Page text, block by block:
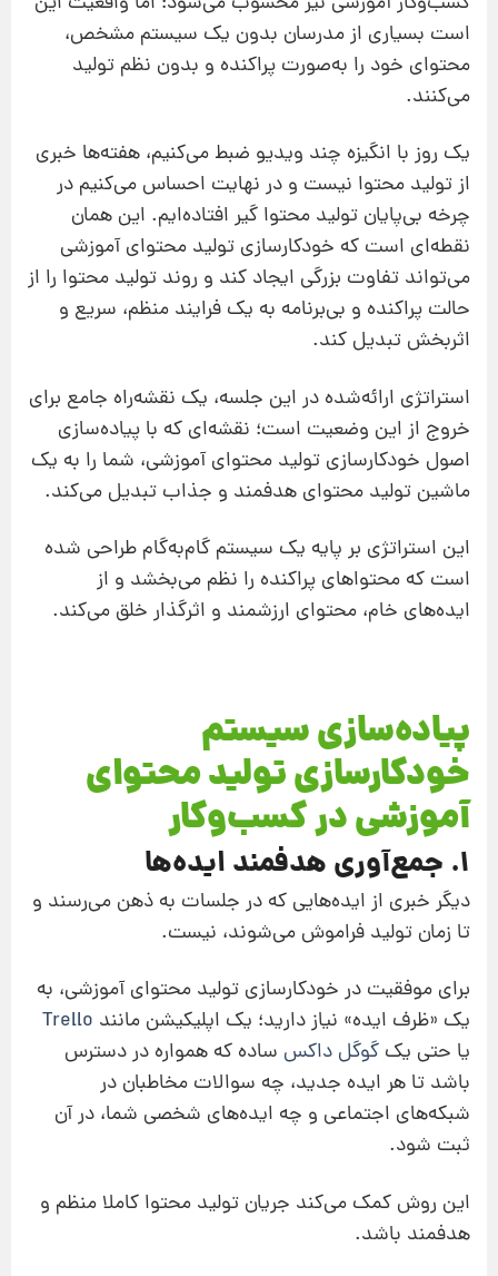
است بسیاری از مدرسان بدون یک سیستم مشخص،
محتوای خود را به‌صورت پراکنده و بدون نظم تولید
می‌کنند.
یک روز با انگیزه چند ویدیو ضبط می‌کنیم، هفته‌ها خبری
از تولید محتوا نیست و در نهایت احساس می‌کنیم در
چرخه بی‌پایان تولید محتوا گیر افتاده‌ایم. این همان
نقطه‌ای است که خودکارسازی تولید محتوای آموزشی
می‌تواند تفاوت بزرگی ایجاد کند و روند تولید محتوا را از
حالت پراکنده و بی‌برنامه به یک فرایند منظم، سریع و
اثربخش تبدیل کند.
استراتژی ارائه‌شده در این جلسه، یک نقشه‌راه جامع برای
خروج از این وضعیت است؛ نقشه‌ای که با پیاده‌سازی
اصول خودکارسازی تولید محتوای آموزشی، شما را به یک
ماشین تولید محتوای هدفمند و جذاب تبدیل می‌کند.
این استراتژی بر پایه یک سیستم گام‌به‌گام طراحی شده
است که محتواهای پراکنده را نظم می‌بخشد و از
ایده‌های خام، محتوای ارزشمند و اثرگذار خلق می‌کند.
پیاده‌سازی سیستم
خودکارسازی تولید محتوای
آموزشی در کسب‌وکار
1. جمع‌آوری هدفمند ایده‌ها
دیگر خبری از ایده‌هایی که در جلسات به ذهن می‌رسند و
تا زمان تولید فراموش می‌شوند، نیست.
برای موفقیت در خودکارسازی تولید محتوای آموزشی، به
یک «ظرف ایده» نیاز دارید؛ یک اپلیکیشن مانند Trello
یا حتی یک گوگل داکس ساده که همواره در دسترس
باشد تا هر ایده جدید، چه سوالات مخاطبان در
شبکه‌های اجتماعی و چه ایده‌های شخصی شما، در آن
ثبت شود.
این روش کمک می‌کند جریان تولید محتوا کاملا منظم و
هدفمند باشد.